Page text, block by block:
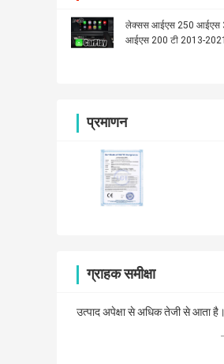
लेक्सस आईएस 250 आईएस
आईएस 200 टी 2013-
प्रमाणन
ग्राहक समीक्षा
उत्पाद अपेक्षा से अधिक तेजी से आता है।